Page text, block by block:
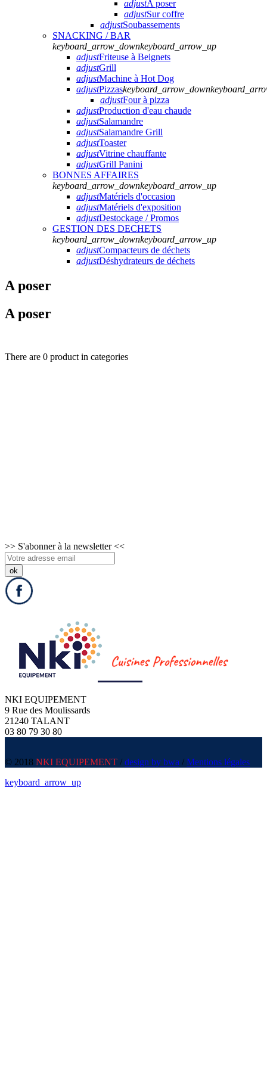
adjustA poser
adjustSur coffre
adjustSoubassements
SNACKING / BAR
keyboard_arrow_downkeyboard_arrow_up
adjustFriteuse à Beignets
adjustGrill
adjustMachine à Hot Dog
adjustPizzaskeyboard_arrow_down
adjustFour à pizza
adjustProduction d'eau chaude
adjustSalamandre
adjustSalamandre Grill
adjustToaster
adjustVitrine chauffante
adjustGrill Panini
BONNES AFFAIRES
keyboard_arrow_downkeyboard_arrow_up
adjustMatériels d'occasion
adjustMatériels d'exposition
adjustDestockage / Promos
GESTION DES DECHETS
keyboard_arrow_downkeyboard_arrow_up
adjustCompacteurs de déchets
adjustDéshydrateurs de déchets
A poser
A poser
There are 0 product in categories
>> S'abonner à la newsletter<<
NKI EQUIPEMENT
9 Rue des Moulissards
21240 TALANT
03 80 79 30 80
© 2018 NKI EQUIPEMENT / design by bwa / Mentions légales
keyboard_arrow_up